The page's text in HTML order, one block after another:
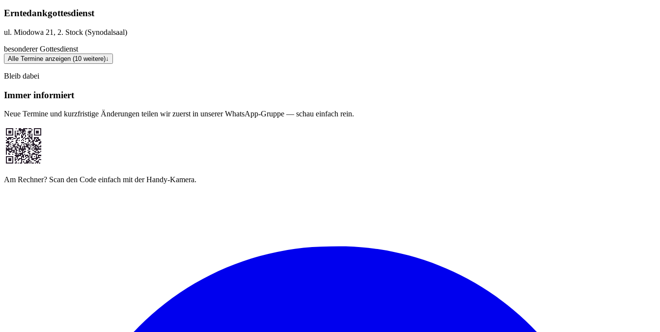
Erntedankgottesdienst
ul. Miodowa 21, 2. Stock (Synodalsaal)
besonderer Gottesdienst
Alle Termine anzeigen (10 weitere)↓
Bleib dabei
Immer informiert
Neue Termine und kurzfristige Änderungen teilen wir zuerst in unserer WhatsApp-Gruppe — schau einfach rein.
Am Rechner? Scan den Code einfach mit der Handy-Kamera.